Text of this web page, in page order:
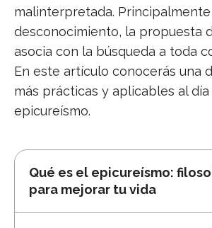
malinterpretada.
desconocimiento, la propuesta
asocia con la búsqueda a toda
En este artículo conocerás una
más prácticas y aplicables al día
epicureísmo.
Qué es el epicureísmo:
para mejorar tu vida